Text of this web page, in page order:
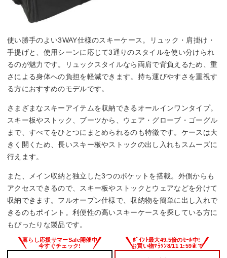
使い勝手のよい3WAY仕様のスキーケース。リュック・肩掛け・
手提げと、使用シーンに応じて3通りのスタイルを使い分けられ
るのが魅力です。リュックスタイルなら両肩で背負えるため、重
さによる身体への負担を軽減できます。持ち運びやすさを重視す
る方におすすめのモデルです。
さまざまなスキーアイテムを収納できるオールインワンタイプ。
スキー板やストック、ブーツから、ウェア・グローブ・ゴーグル
まで、すべてをひとつにまとめられるのも特徴です。ケースは大
きく開くため、長いスキー板やストックの出し入れもスムーズに
行えます。
また、メイン収納と独立した3つのポケットを搭載。外側からも
アクセスできるので、スキー板やストックとウェアなどを分けて
収納できます。フルオープン仕様で、収納物を簡単に出し入れで
きるのもポイント。利便性の高いスキーケースを探している方に
もぴったりな製品です。